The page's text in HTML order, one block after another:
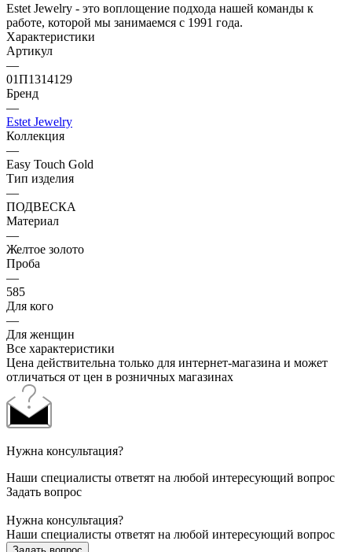
Estet Jewelry - это воплощение подхода нашей команды к
работе, которой мы занимаемся с 1991 года.
Характеристики
Артикул
—
01П1314129
Бренд
—
Estet Jewelry
Коллекция
—
Easy Touch Gold
Тип изделия
—
ПОДВЕСКА
Материал
—
Желтое золото
Проба
—
585
Для кого
—
Для женщин
Все характеристики
Цена действительна только для интернет-магазина и может
отличаться от цен в розничных магазинах
Нужна консультация?
Наши специалисты ответят на любой интересующий вопрос
Задать вопрос
Нужна консультация?
Наши специалисты ответят на любой интересующий вопрос